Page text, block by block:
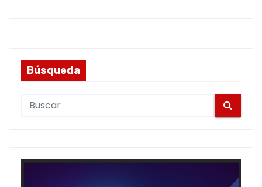
Búsqueda
c